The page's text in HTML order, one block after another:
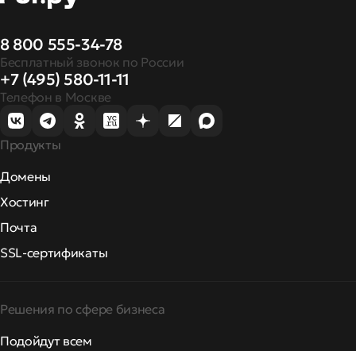
8 800 555-34-78
Бесплатный звонок по России
+7 (495) 580-11-11
Телефон в Москве
Продукты
Домены
Хостинг
Почта
SSL-сертификаты
Решения по сфере бизнеса
Подойдут всем